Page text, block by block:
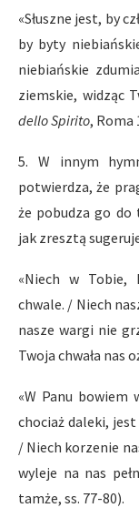
«Słuszne jest, by
by byty
niebiańskie
ziemskie, widząc
dello Spirito, Roma
5. W innym
potwierdza, że
że pobudza go do
jak zresztą
«Niech w Tobie,
chwale. / Niech
nasze wargi nie
Twoja chwała nas
«W Panu bowiem
chociaż daleki,
/ Niech korzenie
wyleje na nas
tamże, ss. 77-80).